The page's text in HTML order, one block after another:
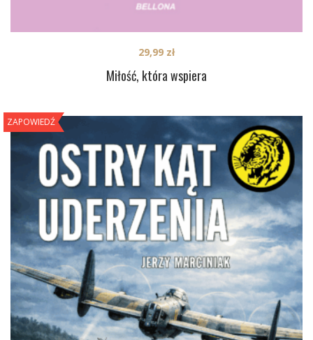
Miłość, która wspiera
29,99 zł
ZAPOWIEDŹ